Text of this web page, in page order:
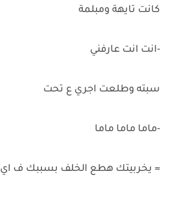
كانت تايهة ومبلمة
-انت انت عارفني
سبته وطلعت اجري ع تحت
-ماما ماما ماما
= يخربيتك هطع الخلف بسببك ف اي